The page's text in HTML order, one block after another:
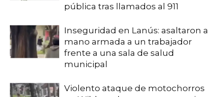
pública tras llamados al 911
Inseguridad en Lanús: asaltaron a
mano armada a un trabajador
frente a una sala de salud
municipal
Violento ataque de motochorros